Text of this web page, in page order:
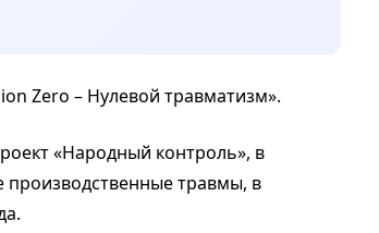
Zero – Нулевой травматизм».
«Народный контроль», в
травмы, в